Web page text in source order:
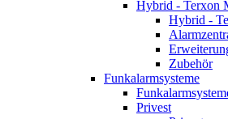
Hybrid - Terxon
Hybrid -
Zubehör
Funkalarmsysteme
Privest